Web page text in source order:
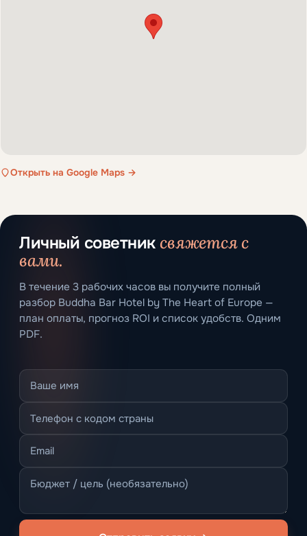
Открыть на Google Maps →
Личный советниксвяжется с
вами.
В течение 3 рабочих часов вы получите полный
разбор Buddha Bar Hotel by The Heart of Europe —
план оплаты, прогноз ROI и список удобств. Одним
PDF.